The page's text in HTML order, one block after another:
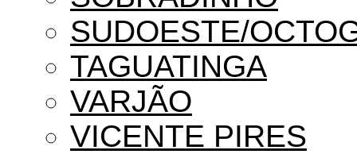
SUDOESTE/
TAGUATINGA
VARJÃO
VICENTE PIRES